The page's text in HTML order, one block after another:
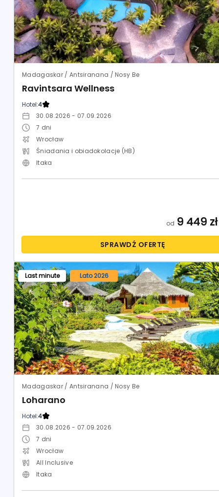
Madagaskar / Antsiranana / Nosy Be
Ravintsara Wellness
Hotel:4
30.08.2026 - 07.09.2026
7 dni
Wrocław
Śniadania i obiadokolacje (HB)
Itaka
od 9 449 zł
SPRAWDŹ OFERTĘ
Last minute Lato 2026
Madagaskar / Antsiranana / Nosy Be
Loharano
Hotel:4
30.08.2026 - 07.09.2026
7 dni
Wrocław
All Inclusive
Itaka